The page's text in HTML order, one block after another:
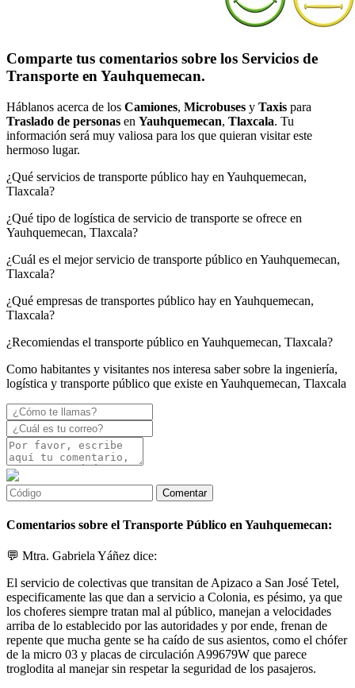
Comparte tus comentarios sobre los Servicios de
Transporte en Yauhquemecan.
Háblanos acerca de los Camiones, Microbuses y Taxis para
Traslado de personas en Yauhquemecan, Tlaxcala. Tu
información será muy valiosa para los que quieran visitar este
hermoso lugar.
¿Qué servicios de transporte público hay en Yauhquemecan,
Tlaxcala?
¿Qué tipo de logística de servicio de transporte se ofrece en
Yauhquemecan, Tlaxcala?
¿Cuál es el mejor servicio de transporte público en Yauhquemecan,
Tlaxcala?
¿Qué empresas de transportes público hay en Yauhquemecan,
Tlaxcala?
¿Recomiendas el transporte público en Yauhquemecan, Tlaxcala?
Como habitantes y visitantes nos interesa saber sobre la ingeniería,
logística y transporte público que existe en Yauhquemecan, Tlaxcala
Comentarios sobre el Transporte Público en Yauhquemecan:
💬 Mtra. Gabriela Yáñez dice:
El servicio de colectivas que transitan de Apizaco a San José Tetel,
especificamente las que dan a servicio a Colonia, es pésimo, ya que
los choferes siempre tratan mal al público, manejan a velocidades
arriba de lo establecido por las autoridades y por ende, frenan de
repente que mucha gente se ha caído de sus asientos, como el chófer
de la micro 03 y placas de circulación A99679W que parece
troglodita al manejar sin respetar la seguridad de los pasajeros.